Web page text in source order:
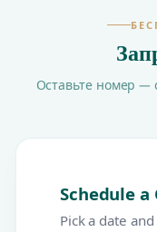
Оставьте номер —
Schedule a
Pick a date